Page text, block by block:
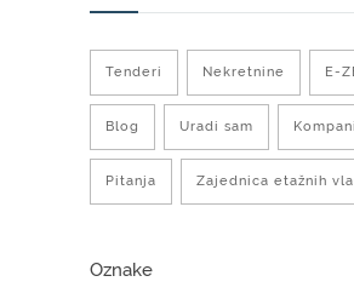
Tenderi Nekretnine E-
Blog Uradi sam
Pitanja Zajednica etažnih
Oznake